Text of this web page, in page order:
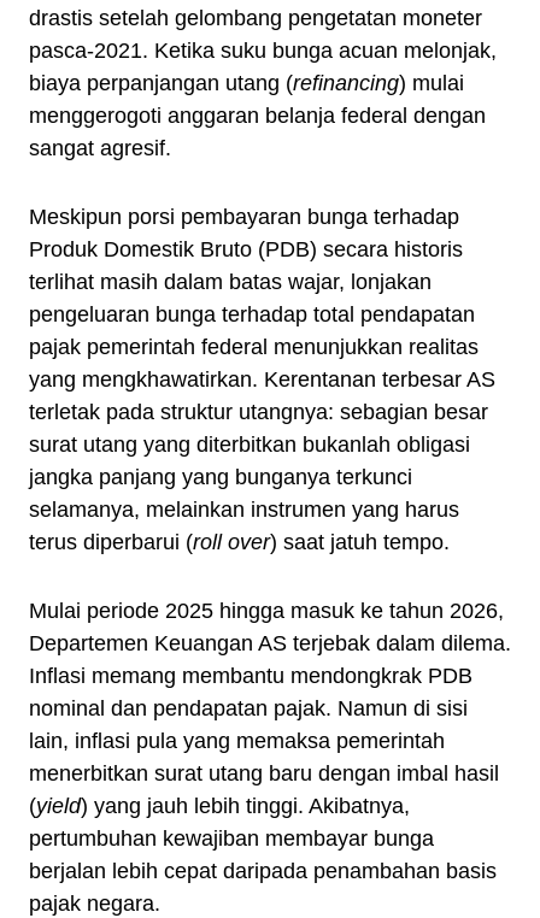
drastis setelah gelombang pengetatan moneter
pasca-2021. Ketika suku bunga acuan melonjak,
biaya perpanjangan utang (refinancing) mulai
menggerogoti anggaran belanja federal dengan
sangat agresif.
Meskipun porsi pembayaran bunga terhadap
Produk Domestik Bruto (PDB) secara historis
terlihat masih dalam batas wajar, lonjakan
pengeluaran bunga terhadap total pendapatan
pajak pemerintah federal menunjukkan realitas
yang mengkhawatirkan. Kerentanan terbesar AS
terletak pada struktur utangnya: sebagian besar
surat utang yang diterbitkan bukanlah obligasi
jangka panjang yang bunganya terkunci
selamanya, melainkan instrumen yang harus
terus diperbarui (roll over) saat jatuh tempo.
Mulai periode 2025 hingga masuk ke tahun 2026,
Departemen Keuangan AS terjebak dalam dilema.
Inflasi memang membantu mendongkrak PDB
nominal dan pendapatan pajak. Namun di sisi
lain, inflasi pula yang memaksa pemerintah
menerbitkan surat utang baru dengan imbal hasil
(yield) yang jauh lebih tinggi. Akibatnya,
pertumbuhan kewajiban membayar bunga
berjalan lebih cepat daripada penambahan basis
pajak negara.